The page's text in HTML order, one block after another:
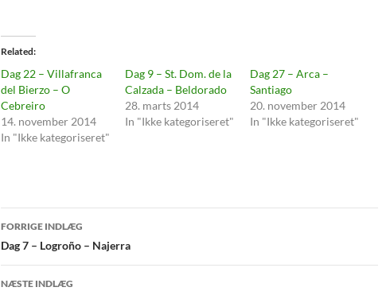
Related
Dag 22 – Villafranca
del Bierzo – O
Cebreiro
14. november 2014
In "Ikke kategoriseret"
Dag 9 – St. Dom. de la
Calzada – Beldorado
28. marts 2014
In "Ikke kategoriseret"
Dag 27 – Arca –
Santiago
20. november 2014
In "Ikke kategoriseret"
Indlægsnavigation
FORRIGE INDLÆG
Dag 7 – Logroño – Najerra
NÆSTE INDLÆG